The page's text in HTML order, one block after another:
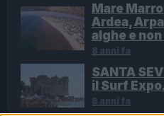
Mare
Ardea,
alghe e
8 anni fa
SANTA
il Surf
8 anni fa